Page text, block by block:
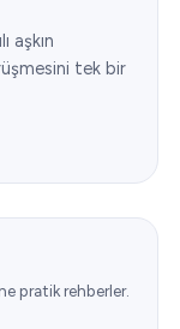
aşkın
tek bir
pratik rehberler.